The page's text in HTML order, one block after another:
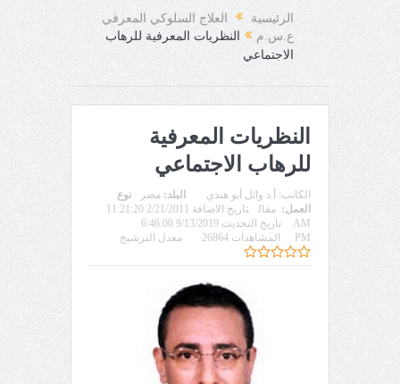
الرئيسية
العلاج السلوكي المعرفي
ع.س.م
النظريات المعرفية للرهاب
الاجتماعي
النظريات المعرفية
للرهاب الاجتماعي
الكاتب: أ.د وائل أبو هندي البلد: مصر
نوع
العمل: مقال
تاريخ الاضافة 2/21/2011 11:21:20
AM
تاريخ التحديث 9/13/2019 6:46:00
PM
المشاهدات 26864 معدل الترشيح